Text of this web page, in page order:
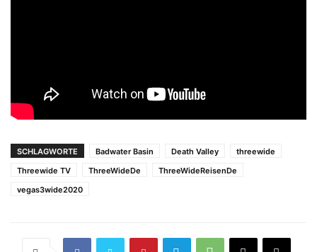
SCHLAGWORTE Badwater Basin Death Valley
threewide
Threewide TV
ThreeWideDe
ThreeWideReisenDe
vegas3wide2020